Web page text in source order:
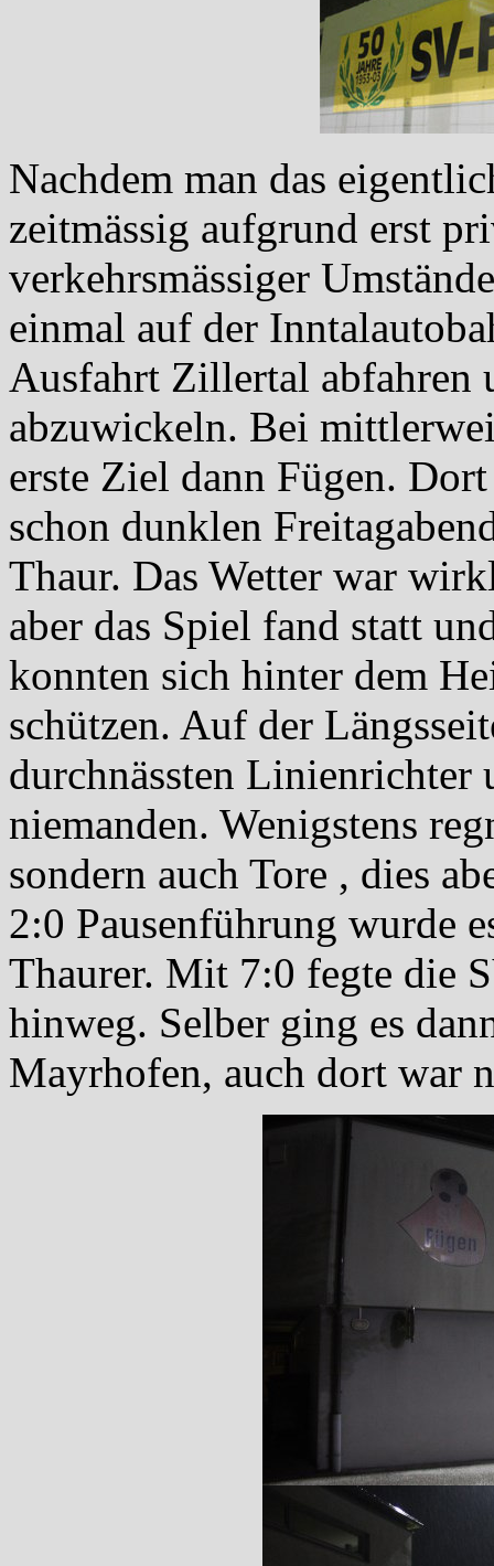
Nachdem man das
zeitmässig aufgrund erst
verkehrsmässiger
einmal auf der
Ausfahrt Zillertal abfahren
abzuwickeln. Bei
erste Ziel dann Fügen.
schon dunklen
Thaur. Das Wetter war
aber das Spiel fand statt
konnten sich hinter dem
schützen. Auf der
durchnässten Linienrichter
niemanden. Wenigstens
sondern auch Tore , dies
2:0 Pausenführung wurde
Thaurer. Mit 7:0 fegte die
hinweg. Selber ging es
Mayrhofen, auch dort war